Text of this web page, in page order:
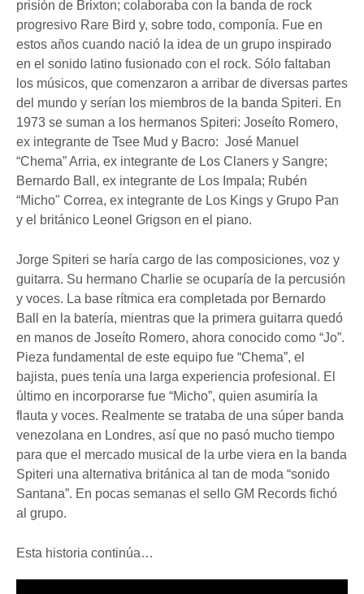
prisión de Brixton; colaboraba con la banda de rock
progresivo Rare Bird y, sobre todo, componía. Fue en
estos años cuando nació la idea de un grupo inspirado
en el sonido latino fusionado con el rock. Sólo faltaban
los músicos, que comenzaron a arribar de diversas partes
del mundo y serían los miembros de la banda Spiteri. En
1973 se suman a los hermanos Spiteri: Joseíto Romero,
ex integrante de Tsee Mud y Bacro: José Manuel
“Chema” Arria, ex integrante de Los Claners y Sangre;
Bernardo Ball, ex integrante de Los Impala; Rubén
“Micho" Correa, ex integrante de Los Kings y Grupo Pan
y el británico Leonel Grigson en el piano.
Jorge Spiteri se haría cargo de las composiciones, voz y
guitarra. Su hermano Charlie se ocuparía de la percusión
y voces. La base rítmica era completada por Bernardo
Ball en la batería, mientras que la primera guitarra quedó
en manos de Joseíto Romero, ahora conocido como “Jo”.
Pieza fundamental de este equipo fue “Chema”, el
bajista, pues tenía una larga experiencia profesional. El
último en incorporarse fue “Micho”, quien asumiría la
flauta y voces. Realmente se trataba de una súper banda
venezolana en Londres, así que no pasó mucho tiempo
para que el mercado musical de la urbe viera en la banda
Spiteri una alternativa británica al tan de moda “sonido
Santana”. En pocas semanas el sello GM Records fichó
al grupo.
Esta historia continúa…